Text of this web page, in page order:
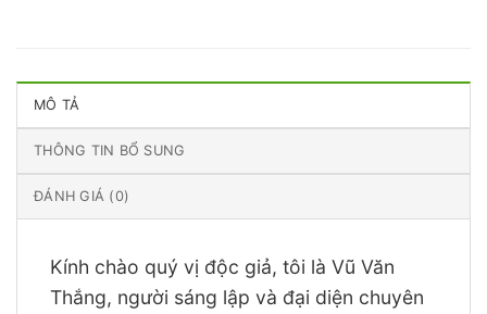
MÔ TẢ
THÔNG TIN BỔ SUNG
ĐÁNH GIÁ (0)
Kính chào quý vị độc giả, tôi là Vũ Văn
Thắng, người sáng lập và đại diện chuyên